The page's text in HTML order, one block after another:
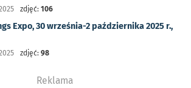
zdjęć: 106
Expo, 30 września-2 października 2025 r.,
zdjęć: 98
Reklama